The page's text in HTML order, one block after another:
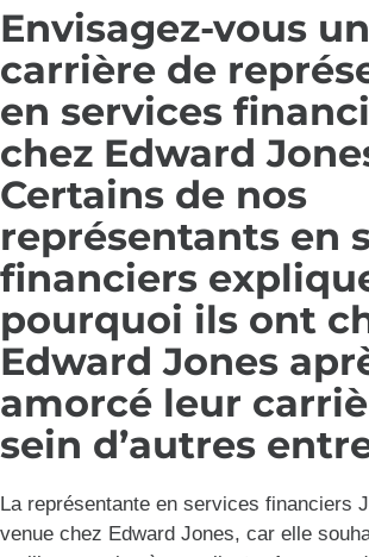
Envisagez-vous
carrière de
en services
chez Edward
Certains de nos
représentants en
financiers
pourquoi ils ont
Edward Jones
amorcé leur
sein d’autres
La représentante en services financiers
venue chez Edward Jones, car elle